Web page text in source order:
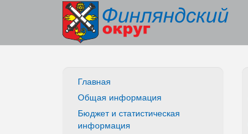
Главная
Общая информация
Бюджет и статистическая
информация